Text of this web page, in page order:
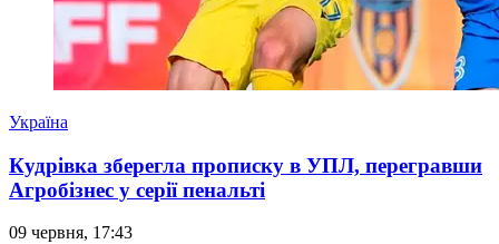
Україна
Кудрівка зберегла прописку в УПЛ, перегравши
Агробізнес у серії пенальті
09 червня, 17:43